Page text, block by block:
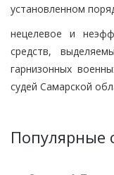
установленном
нецелевое и
средств,
гарнизонных
судей Самарской
Популярные